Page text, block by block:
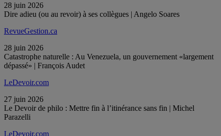
28 juin 2026
Dire adieu (ou au revoir) à ses collègues | Angelo Soares
RevueGestion.ca
28 juin 2026
Catastrophe naturelle : Au Venezuela, un gouvernement «largement
dépassé» | François Audet
LeDevoir.com
27 juin 2026
Le Devoir de philo : Mettre fin à l’itinérance sans fin | Michel
Parazelli
LeDevoir.com